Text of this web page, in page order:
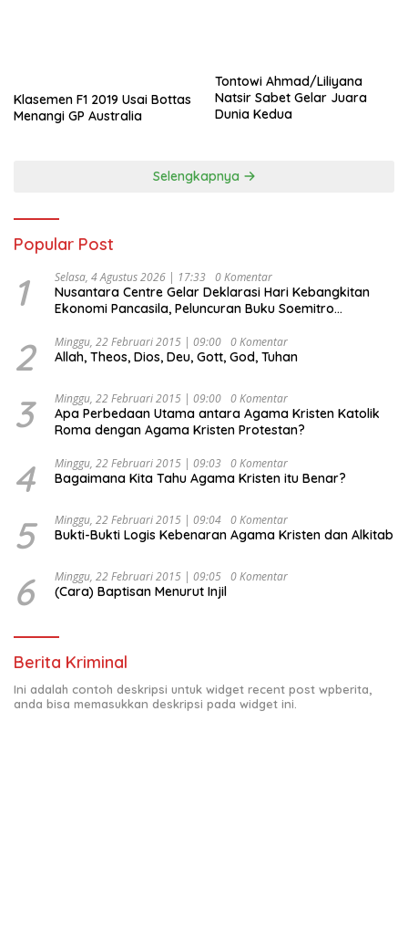
Klasemen F1 2019 Usai Bottas
Menangi GP Australia
Tontowi Ahmad/Liliyana
Natsir Sabet Gelar Juara
Dunia Kedua
Selengkapnya
Popular Post
1 Selasa, 4 Agustus 2026 | 17:33 0 Komentar
Nusantara Centre Gelar Deklarasi Hari Kebangkitan
Ekonomi Pancasila, Peluncuran Buku Soemitro
Ekonomi Politik Indonesia) & Simposium Nasional
“Urgensi Undang-Undang Perekonomian Nasional dan
Indonesia Emas 2045”,
2 Minggu, 22 Februari 2015 | 09:00 0 Komentar
Allah, Theos, Dios, Deu, Gott, God, Tuhan
3 Minggu, 22 Februari 2015 | 09:00 0 Komentar
Apa Perbedaan Utama antara Agama Kristen Katolik
Roma dengan Agama Kristen Protestan?
4 Minggu, 22 Februari 2015 | 09:03 0 Komentar
Bagaimana Kita Tahu Agama Kristen itu Benar?
5 Minggu, 22 Februari 2015 | 09:04 0 Komentar
Bukti-Bukti Logis Kebenaran Agama Kristen dan Alkitab
6 Minggu, 22 Februari 2015 | 09:05 0 Komentar
(Cara) Baptisan Menurut Injil
Berita Kriminal
Ini adalah contoh deskripsi untuk widget recent post wpberita,
anda bisa memasukkan deskripsi pada widget ini.